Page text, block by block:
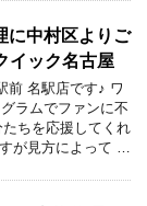
中村区よりご
イック名古屋
前 名駅店です♪ ワ
ラムでファンに不
ちを応援してくれ
が見方によって …